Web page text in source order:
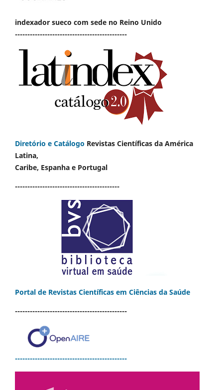
indexador sueco com sede no Reino Unido
---------------------------------------------
Diretório e Catálogo Revistas Científicas da América
Latina,
Caribe, Espanha e Portugal
------------------------------------------
Portal de Revistas Científicas em Ciências da Saúde
---------------------------------------------
---------------------------------------------